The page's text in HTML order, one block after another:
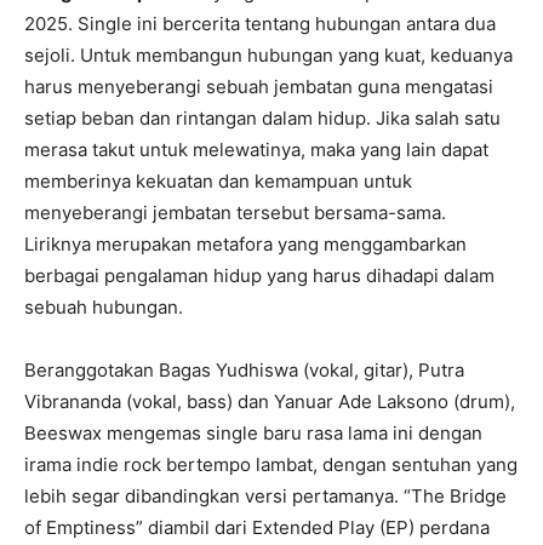
2025. Single ini bercerita tentang hubungan antara dua
sejoli. Untuk membangun hubungan yang kuat, keduanya
harus menyeberangi sebuah jembatan guna mengatasi
setiap beban dan rintangan dalam hidup. Jika salah satu
merasa takut untuk melewatinya, maka yang lain dapat
memberinya kekuatan dan kemampuan untuk
menyeberangi jembatan tersebut bersama-sama.
Liriknya merupakan metafora yang menggambarkan
berbagai pengalaman hidup yang harus dihadapi dalam
sebuah hubungan.
Beranggotakan Bagas Yudhiswa (vokal, gitar), Putra
Vibrananda (vokal, bass) dan Yanuar Ade Laksono (drum),
Beeswax mengemas single baru rasa lama ini dengan
irama indie rock bertempo lambat, dengan sentuhan yang
lebih segar dibandingkan versi pertamanya. “The Bridge
of Emptiness” diambil dari Extended Play (EP) perdana